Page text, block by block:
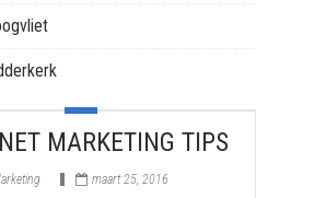
MARKETING TIPS
maart 25, 2016